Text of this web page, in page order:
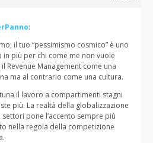
:
il tuo “pessimismo cosmico” è uno
in più per chi come me non vuole
Revenue Management come una
ma al contrario come una cultura.
il lavoro a compartimenti stagni
più. La realtà della globalizzazione
settori pone l’accento sempre più
nella regola della competizione